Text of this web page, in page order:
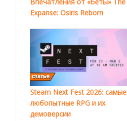
Expanse: Osiris Reborn
Steam Next Fest 2026: самые
любопытные RPG и их
демоверсии